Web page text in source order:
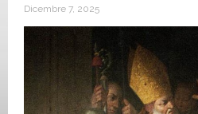
Dicembre 7, 2025